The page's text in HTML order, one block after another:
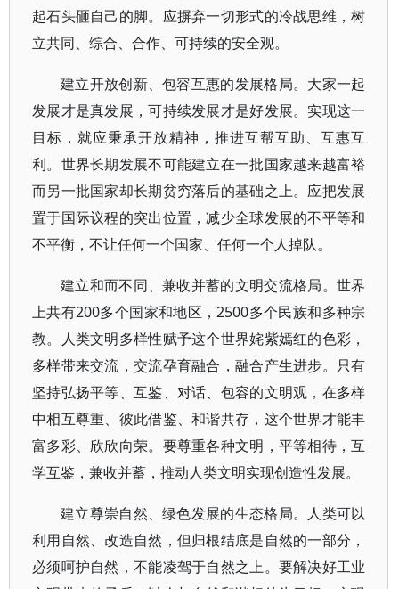
起石头砸自己的脚。应摒弃一切形式的冷战思维，树
立共同、综合、合作、可持续的安全观。
建立开放创新、包容互惠的发展格局。大家一起
发展才是真发展，可持续发展才是好发展。实现这一
目标，就应秉承开放精神，推进互帮互助、互惠互
利。世界长期发展不可能建立在一批国家越来越富裕
而另一批国家却长期贫穷落后的基础之上。应把发展
置于国际议程的突出位置，减少全球发展的不平等和
不平衡，不让任何一个国家、任何一个人掉队。
建立和而不同、兼收并蓄的文明交流格局。世界
上共有200多个国家和地区，2500多个民族和多种宗
教。人类文明多样性赋予这个世界姹紫嫣红的色彩，
多样带来交流，交流孕育融合，融合产生进步。只有
坚持弘扬平等、互鉴、对话、包容的文明观，在多样
中相互尊重、彼此借鉴、和谐共存，这个世界才能丰
富多彩、欣欣向荣。要尊重各种文明，平等相待，互
学互鉴，兼收并蓄，推动人类文明实现创造性发展。
建立尊崇自然、绿色发展的生态格局。人类可以
利用自然、改造自然，但归根结底是自然的一部分，
必须呵护自然，不能凌驾于自然之上。要解决好工业